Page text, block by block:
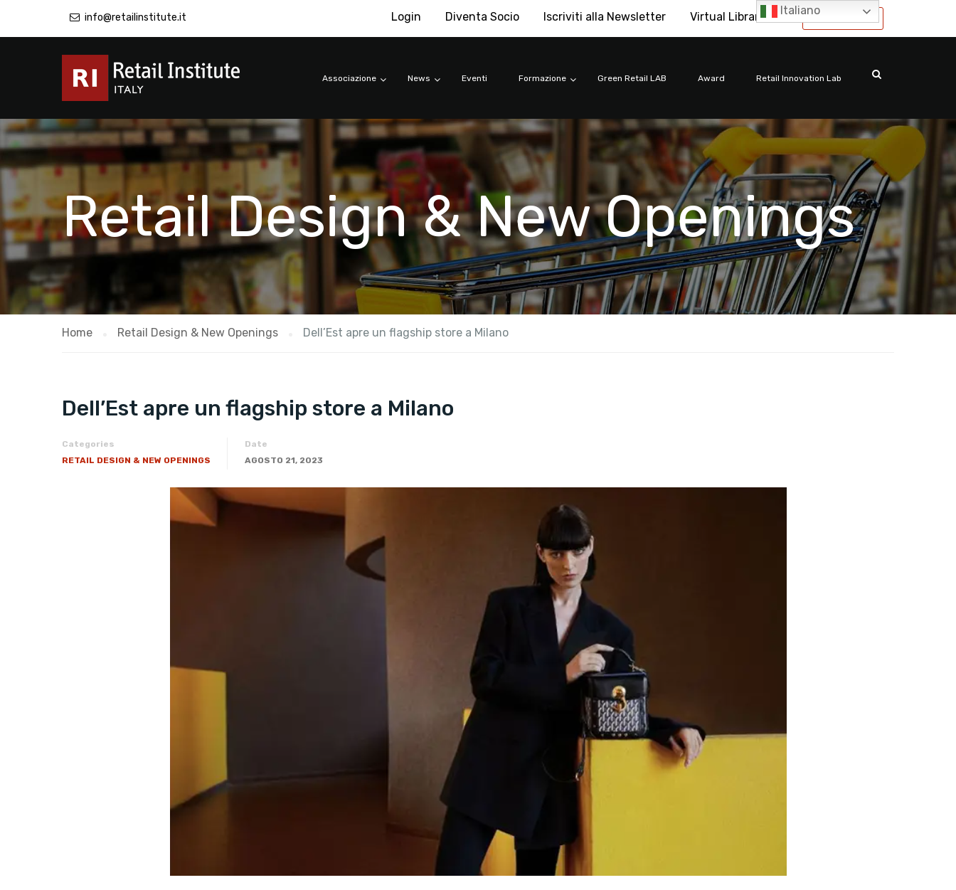
info@retailinstitute.it International
Login Diventa Socio Iscriviti alla Newsletter Virtual Library
Associazione News Eventi Formazione Green Retail LAB Award Retail Innovation Lab
Retail Design & New Openings
Home Retail Design & New Openings Dell’Est apre un flagship store a Milano
Dell’Est apre un flagship store a Milano
Categories
RETAIL DESIGN & NEW OPENINGS
Date
AGOSTO 21, 2023
Italiano